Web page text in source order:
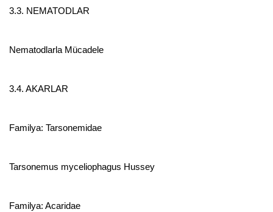
3.3. NEMATODLAR
Nematodlarla Mücadele
3.4. AKARLAR
Familya: Tarsonemidae
Tarsonemus myceliophagus Hussey
Familya: Acaridae